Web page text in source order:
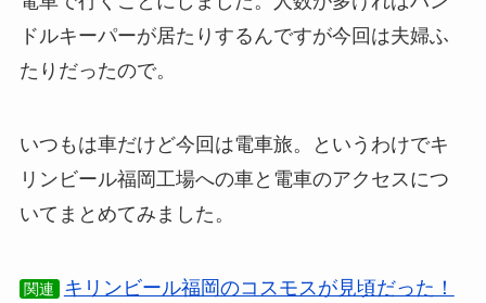
ドルキーパーが居たりするんですが今回は夫婦ふ
たりだったので。
いつもは車だけど今回は電車旅。というわけでキ
リンビール福岡工場への車と電車のアクセスにつ
いてまとめてみました。
関連
キリンビール福岡のコスモスが見頃だった！